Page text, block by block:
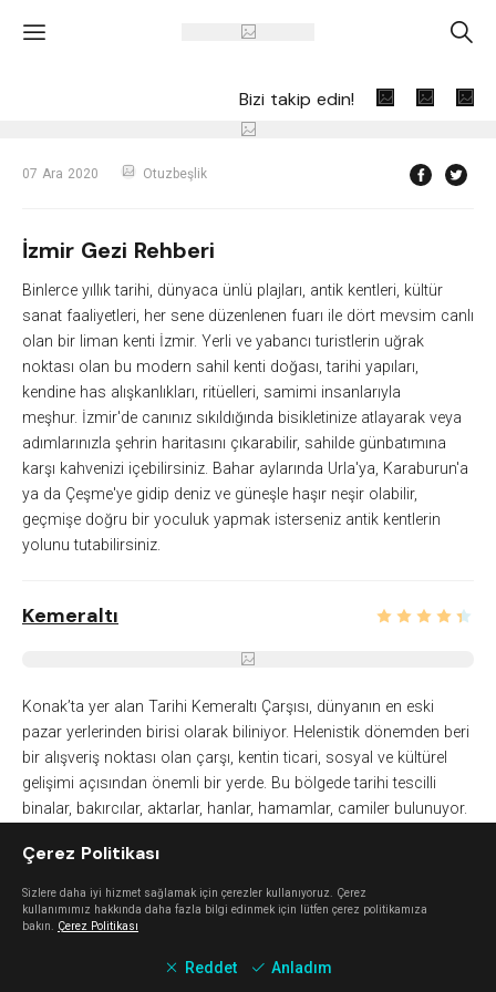
' A
Bizi takip edin!
07 Ara 2020 Otuzbeşlik
İzmir Gezi Rehberi
Binlerce yıllık tarihi, dünyaca ünlü plajları, antik kentleri, kültür
sanat faaliyetleri, her sene düzenlenen fuarı ile dört mevsim canlı
olan bir liman kenti İzmir. Yerli ve yabancı turistlerin uğrak
noktası olan bu modern sahil kenti doğası, tarihi yapıları,
kendine has alışkanlıkları, ritüelleri, samimi insanlarıyla
meşhur. İzmir'de canınız sıkıldığında bisikletinize atlayarak veya
adımlarınızla şehrin haritasını çıkarabilir, sahilde günbatımına
karşı kahvenizi içebilirsiniz. Bahar aylarında Urla'ya, Karaburun'a
ya da Çeşme'ye gidip deniz ve güneşle haşır neşir olabilir,
geçmişe doğru bir yoculuk yapmak isterseniz antik kentlerin
yolunu tutabilirsiniz.
Kemeraltı
Konak’ta yer alan Tarihi Kemeraltı Çarşısı, dünyanın en eski
pazar yerlerinden birisi olarak biliniyor. Helenistik dönemden beri
bir alışveriş noktası olan çarşı, kentin ticari, sosyal ve kültürel
gelişimi açısından önemli bir yerde. Bu bölgede tarihi tescilli
binalar, bakırcılar, aktarlar, hanlar, hamamlar, camiler bulunuyor.
çarşı, dünyadaki en büyük üstü açık çarşılarından biri aynı
zamanda. Hanlarda bulunan dükkanlarda çini panolar, ahşap
ürünler, mücevher, kilim, seramik, baharat gibi hediyelik eşya ve
çeşitli ihtiyaçlarınız için alışveriş yapabilir; çarşı içindeki restoran
ve kafelerde İzmir'e has lezzetleri tadabilirsiniz. Tarihi Kemeraltı
Çerez Politikası
Sizlere daha iyi hizmet sağlamak için çerezler kullanıyoruz. Çerez
kullanımımız hakkında daha fazla bilgi edinmek için lütfen çerez politikamıza
bakın. Çerez Politikası
Reddet Anladım